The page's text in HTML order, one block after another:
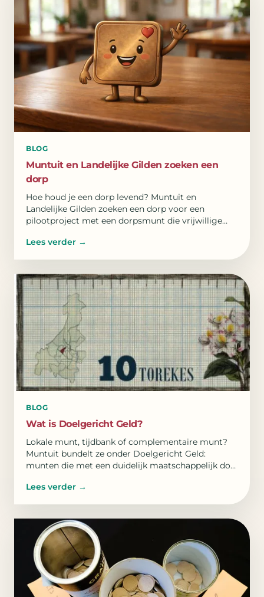
BLOG
Muntuit en Landelijke Gilden zoeken een
dorp
Hoe houd je een dorp levend? Muntuit en
Landelijke Gilden zoeken een dorp voor een
pilootproject met een dorpsmunt die vrijwillige
Lees verder →
BLOG
Wat is Doelgericht Geld?
Lokale munt, tijdbank of complementaire munt?
Muntuit bundelt ze onder Doelgericht Geld:
munten die met een duidelijk maatschappelijk doel
Lees verder →